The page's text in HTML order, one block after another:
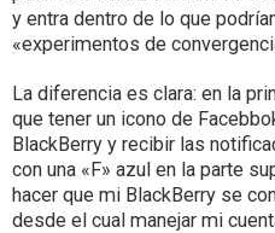
y entra dentro de lo que
«experimentos de
La diferencia es clara: en la
que tener un icono de
BlackBerry y recibir las
con una «F» azul en la parte
hacer que mi BlackBerry se
desde el cual manejar mi